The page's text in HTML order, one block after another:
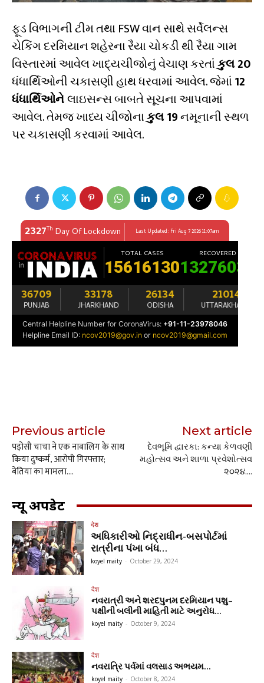
ફૂડ વિભાગની ટીમ તથા FSW વાન સાથે સર્વેલન્સ
ચેકિંગ દરમિયાન શહેરના રૈયા ચોકડી થી રૈયા ગામ
વિસ્તારમાં આવેલ ખાદ્યચીજોનું વેચાણ કરતાંકુલ 20
ધંધાર્થિઓની ચકાસણી હાથ ધરવામાં આવેલ. જેમાં12
ધંધાર્થિઓનેલાઇસન્સ બાબતે સૂચના આપવામાં
આવેલ. તેમજ ખાધ્ય ચીજોનાકુલ 19નમૂનાની સ્થળ
પર ચકાસણી કરવામાં આવેલ.
Previous article
पड़ोसी चाचा ने एक नाबालिग के साथ
किया दुष्कर्म, आरोपी गिरफ्तार;
बेतिया का मामला….
Next article
દેવભૂમિ દ્વારકા: કન્યા કેળવણી
મહોત્સવ અને શાળા પ્રવેશોત્સવ
૨૦૨૪….
न्यू अपडेट
देश
અધિકારીઓ નિદ્રાધીન-બસપોર્ટમાં
રાત્રીના પંખા બંધ…
koyel maity - October 29, 2024
देश
નવરાત્રી અને શરદપુનમ દરમિયાન પશુ–
પક્ષીની બલીની માહિતી માટે અનુરોધ…
koyel maity - October 9, 2024
देश
નવરાત્રિ પર્વમાં વલસાડ અભયમ…
koyel maity - October 8, 2024